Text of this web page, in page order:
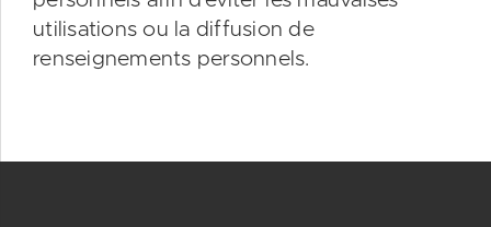
utilisations ou la diffusion de
renseignements personnels.